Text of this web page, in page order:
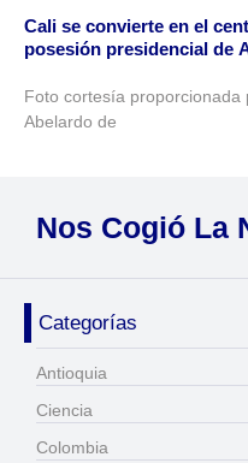
Cali se convierte en el
posesión presidencial de
Foto cortesía
Abelardo de
Nos Cogió La
Categorías
Antioquia
Ciencia
Colombia